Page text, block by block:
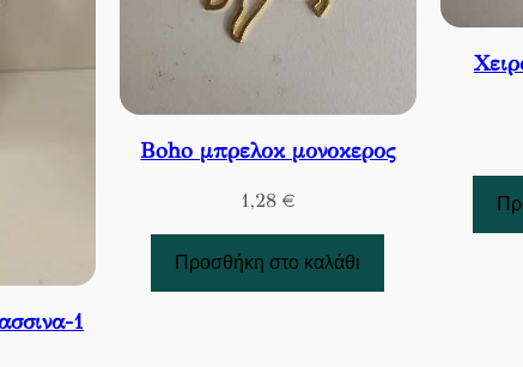
1
Βoho μπρελοκ μονοκερος
1,28 €
Προσθήκη στο καλάθι